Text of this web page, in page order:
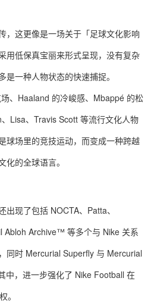
，这更像是一场关于「足球文化影响
用低保真宝丽来形式呈现，没有复杂
一种人物状态的快速捕捉。
、Haaland 的冷峻感、Mbappé 的松
Lisa、Travis Scott 等流行文化人物
球场里的竞技运动，而变成一种跨越
的全球语言。
现了包括 NOCTA、Patta、
Abloh Archive™ 等多个与 Nike 关系
同时 Mercurial Superfly 与 Mercurial
中，进一步强化了 Nike Football 在
。